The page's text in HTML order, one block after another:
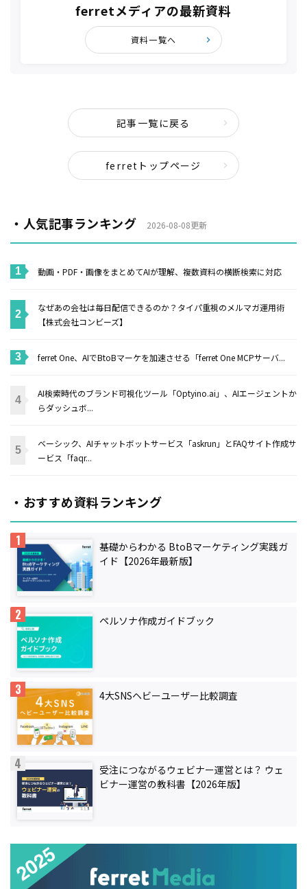
ferretメディアの最新資料
資料一覧へ
記事一覧に戻る
ferretトップページ
・人気記事ランキング 2026-08-08更新
動画・PDF・画像をまとめてAIが理解、複数資料の横断検索に対応
なぜあの会社は毎日配信できるのか？タイパ重視のメルマガ運用術
【株式会社コンビーズ】
ferret One、AIでBtoBマーケを加速させる「ferret One MCPサーバ...
AI検索時代のブランド可視化ツール「Optyino.ai」、AIエージェントか
らダッシュボ...
ベーシック、AIチャットボットサービス「askrun」とFAQサイト作成サ
ービス「faqr...
・おすすめ資料ランキング
基礎からわかる BtoBマーケティング実践ガ
イド【2026年最新版】
ペルソナ作成ガイドブック
4大SNSヘビーユーザー比較調査
受注につながるウェビナー運営とは？ ウェ
ビナー運営の教科書【2026年版】